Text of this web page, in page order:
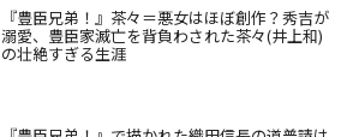
『豊臣兄弟！』茶々＝悪女はほぼ創作？秀吉が
溺愛、豊臣家滅亡を背負わされた茶々(井上和)
の壮絶すぎる生涯